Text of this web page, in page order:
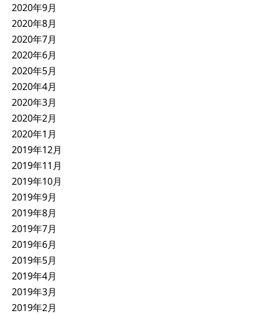
2020年9月
2020年8月
2020年7月
2020年6月
2020年5月
2020年4月
2020年3月
2020年2月
2020年1月
2019年12月
2019年11月
2019年10月
2019年9月
2019年8月
2019年7月
2019年6月
2019年5月
2019年4月
2019年3月
2019年2月